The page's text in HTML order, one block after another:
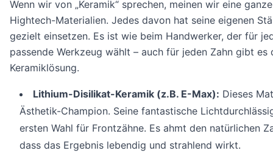
Wenn wir von „Keramik“ sprechen, meinen wir eine
Hightech-Materialien. Jedes davon hat seine eigenen
gezielt einsetzen. Es ist wie beim Handwerker, der für
passende Werkzeug wählt – auch für jeden Zahn gibt es
Keramiklösung.
Lithium-Disilikat-Keramik (z.B. E-Max): Dieses
Ästhetik-Champion. Seine fantastische
ersten Wahl für Frontzähne. Es ahmt den natürlichen
dass das Ergebnis lebendig und strahlend wirkt.